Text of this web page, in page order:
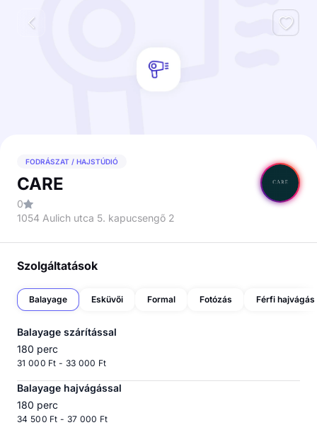
FODRÁSZAT / HAJSTÚDIÓ
CARE
0
1054 Aulich utca 5. kapucsengő 2
Szolgáltatások
Balayage Esküvői Formal Fotózás Férfi hajvágás
Balayage szárítással
180 perc
31 000 Ft - 33 000 Ft
Balayage hajvágással
180 perc
34 500 Ft - 37 000 Ft